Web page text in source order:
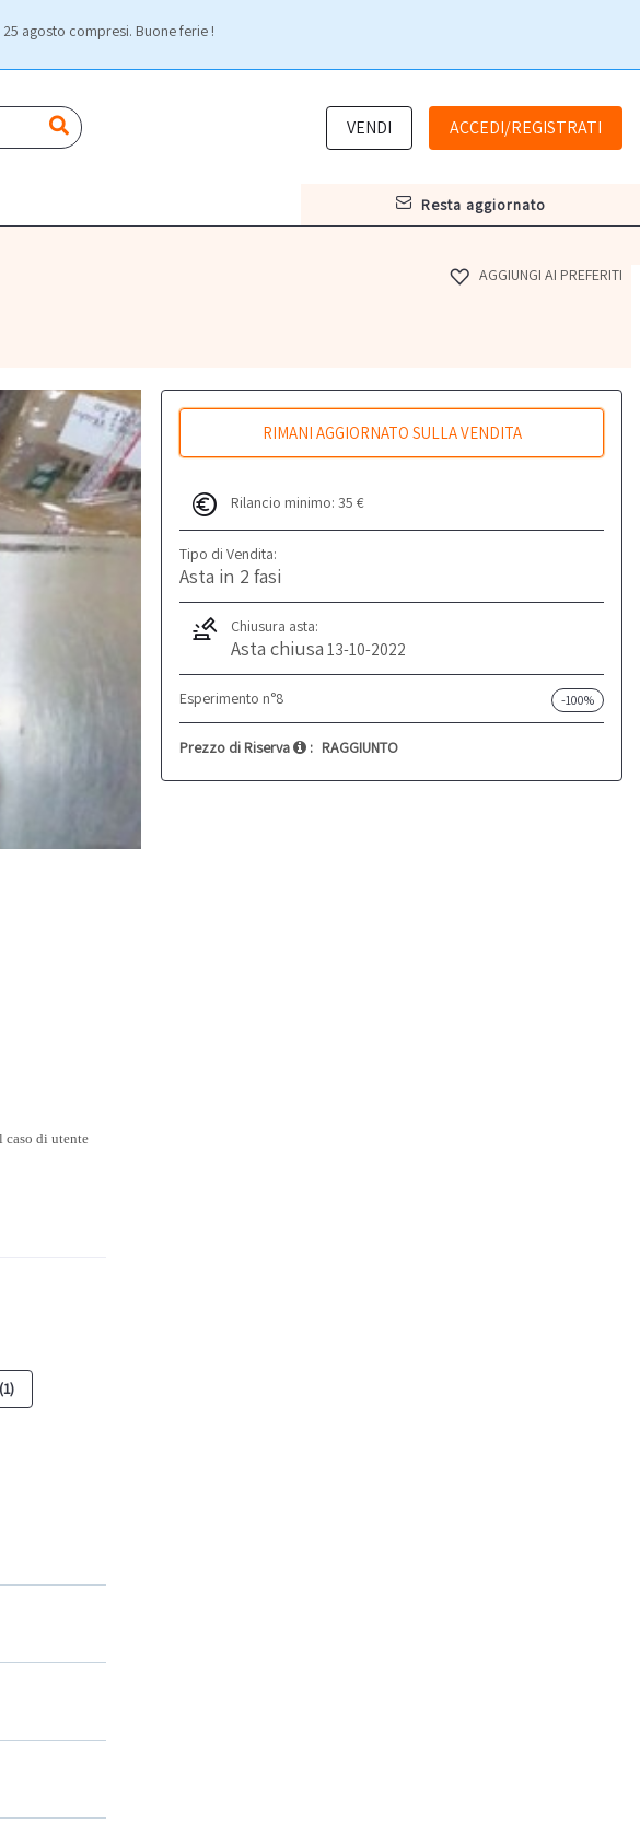
agosto compresi. Buone ferie !
VENDI ACCEDI/REGISTRATI
resta aggiornato
AGGIUNGI AI PREFERITI
RIMANI AGGIORNATO SULLA VENDITA
Rilancio minimo: 35 €
Tipo di Vendita:
Asta in 2 fasi
Chiusura asta:
Asta chiusa 13-10-2022
Esperimento n°8 -100%
Prezzo di Riserva : RAGGIUNTO
caso di utente